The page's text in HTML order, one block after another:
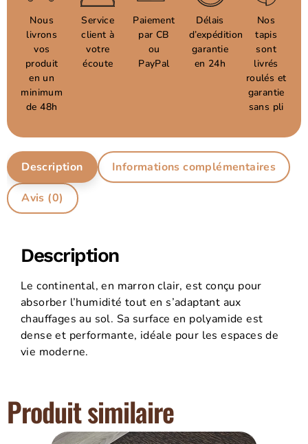
Nous
livrons
vos
produit
en un
minimum
de 48h
Service
client à
votre
écoute
Paiement
par CB
ou
PayPal
Délais
d’expédition
garantie
en 24h
Nos
tapis
sont
livrés
roulés et
garantie
sans pli
Description Informations complémentaires
Avis (0)
Description
Le continental, en marron clair, est conçu pour
absorber l’humidité tout en s’adaptant aux
chauffages au sol. Sa surface en polyamide est
dense et performante, idéale pour les espaces de
vie moderne.
Produit similaire